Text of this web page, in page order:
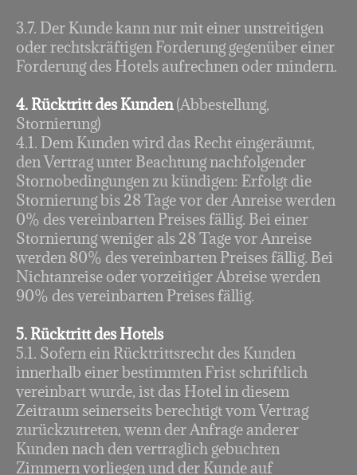
3.7. Der Kunde kann nur mit einer unstreitigen
oder rechtskräftigen Forderung gegenüber einer
Forderung des Hotels aufrechnen oder mindern.
4. Rücktritt des Kunden (Abbestellung,
Stornierung)
4.1. Dem Kunden wird das Recht eingeräumt,
den Vertrag unter Beachtung nachfolgender
Stornobedingungen zu kündigen: Erfolgt die
Stornierung bis 28 Tage vor der Anreise werden
0% des vereinbarten Preises fällig. Bei einer
Stornierung weniger als 28 Tage vor Anreise
werden 80% des vereinbarten Preises fällig. Bei
Nichtanreise oder vorzeitiger Abreise werden
90% des vereinbarten Preises fällig.
5. Rücktritt des Hotels
5.1. Sofern ein Rücktrittsrecht des Kunden
innerhalb einer bestimmten Frist schriftlich
vereinbart wurde, ist das Hotel in diesem
Zeitraum seinerseits berechtigt vom Vertrag
zurückzutreten, wenn der Anfrage anderer
Kunden nach den vertraglich gebuchten
Zimmern vorliegen und der Kunde auf